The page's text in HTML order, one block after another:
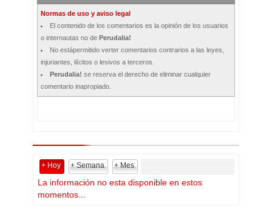
Normas de uso y aviso legal
El contenido de los comentarios es la opinión de los usuarios
o internautas no de Perudalia!
No estápermitido verter comentarios contrarios a las leyes,
injuriantes, ilícitos o lesivos a terceros.
Perudalia! se reserva el derecho de eliminar cualquier
comentario inapropiado.
+ Hoy + Semana + Mes
La información no esta disponible en estos
momentos...